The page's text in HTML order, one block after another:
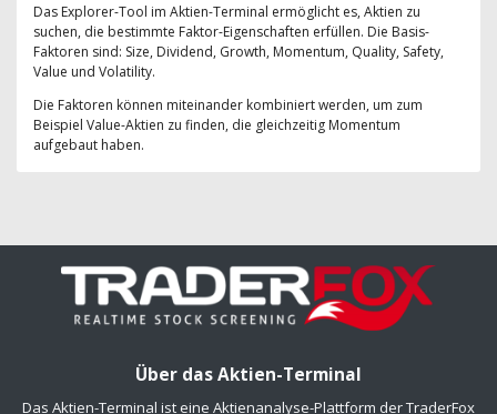
Das Explorer-Tool im Aktien-Terminal ermöglicht es, Aktien zu
suchen, die bestimmte Faktor-Eigenschaften erfüllen. Die Basis-
Faktoren sind: Size, Dividend, Growth, Momentum, Quality, Safety,
Value und Volatility.
Die Faktoren können miteinander kombiniert werden, um zum
Beispiel Value-Aktien zu finden, die gleichzeitig Momentum
aufgebaut haben.
Über das Aktien-Terminal
Das Aktien-Terminal ist eine Aktienanalyse-Plattform der TraderFox